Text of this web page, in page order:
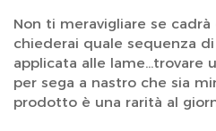
Non ti meravigliare se
chiederai quale sequenza
applicata alle lame…trovare
per sega a nastro che sia
prodotto è una rarità al